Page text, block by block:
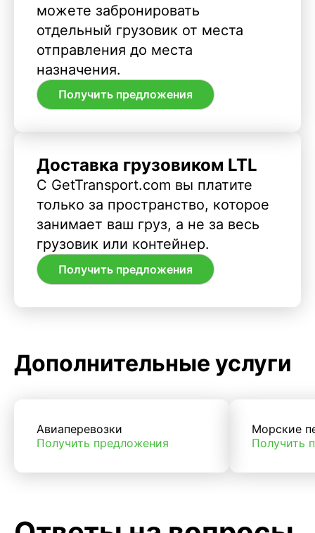
можете забронировать
отдельный грузовик от места
отправления до места
назначения.
Получить предложения
Доставка грузовиком LTL
С GetTransport.com вы платите
только за пространство, которое
занимает ваш груз, а не за весь
грузовик или контейнер.
Получить предложения
Дополнительные услуги
Авиаперевозки
Получить предложения
Морские
Получить